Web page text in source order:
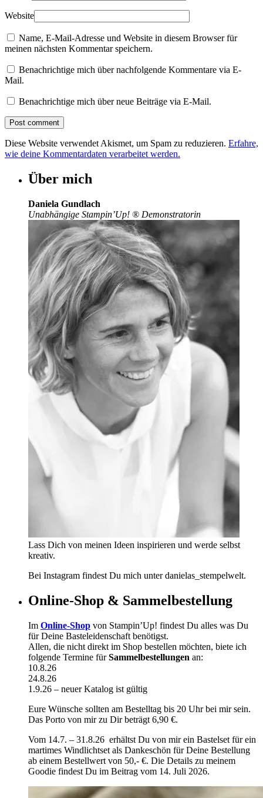
Website
Name, E-Mail-Adresse und Website in diesem Browser für
meinen nächsten Kommentar speichern.
Benachrichtige mich über nachfolgende Kommentare via E-
Mail.
Benachrichtige mich über neue Beiträge via E-Mail.
Diese Website verwendet Akismet, um Spam zu reduzieren. Erfahre,
wie deine Kommentardaten verarbeitet werden.
Über mich
Daniela Gundlach
Unabhängige Stampin’Up! ® Demonstratorin
Lass Dich von meinen Ideen inspirieren und werde selbst
kreativ.
Bei Instagram findest Du mich unter danielas_stempelwelt.
Online-Shop & Sammelbestellung
Im Online-Shop von Stampin’Up! findest Du alles was Du
für Deine Basteleidenschaft benötigst.
Allen, die nicht direkt im Shop bestellen möchten, biete ich
folgende Termine fürSammelbestellungen an:
10.8.26
24.8.26
1.9.26 – neuer Katalog ist gültig
Eure Wünsche sollten am Bestelltag bis 20 Uhr bei mir sein.
Das Porto von mir zu Dir beträgt 6,90 €.
Vom 14.7. – 31.8.26 erhältst Du von mir ein Bastelset für ein
martimes Windlichtset als Dankeschön für Deine Bestellung
ab einem Bestellwert von 50,- €. Die Details zu meinem
Goodie findest Du im Beitrag vom 14. Juli 2026.